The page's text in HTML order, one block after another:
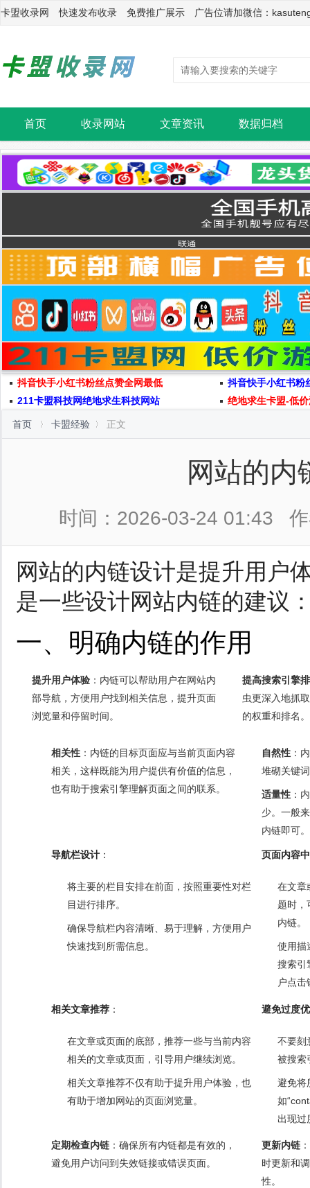
卡盟收录网 快速发布收录 免费推广展示 广告位请加微信：
首页 收录网站 文章资讯 数据归档
抖音快手小红书粉丝点赞全网最低
抖音快手小红书粉
211卡盟科技网绝地求生科技网站
绝地求生卡盟-低
首页 卡盟经验 正文
网站的内
时间：2026-03-24 01:43
网站的内链设计是提升用户
是一些设计网站内链的建议
一、明确内链的作用
提升用户体验 ：内链可以帮助用户在网站内
部导航，方便用户找到相关信息，提升页面
浏览量和停留时间。
提高搜索引擎
虫更深入地抓
的权重和排名。
相关性 ：内链的目标页面应与当前页面内容
相关，这样既能为用户提供有价值的信息，
也有助于搜索引擎理解页面之间的联系。
自然性 ：
堆砌关键
适量性 ：
少。一般
内链即可。
导航栏设计 ：
将主要的栏目安排在前面，按照重要性对栏
目进行排序。
确保导航栏内容清晰、易于理解，方便用户
快速找到所需信息。
页面内容
在文章
题时，
内链。
使用描
搜索引
户点
相关文章推荐 ：
在文章或页面的底部，推荐一些与当前内容
相关的文章或页面，引导用户继续浏览。
相关文章推荐不仅有助于提升用户体验，也
有助于增加网站的页面浏览量。
避免过度
不要刻
被搜索
避免将
如
出现过
定期检查内链 ：确保所有内链都是有效的，
避免用户访问到失效链接或错误页面。
更新内链
时更新和
性。